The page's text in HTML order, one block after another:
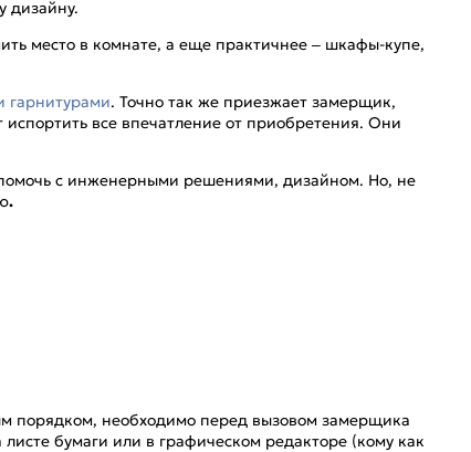
дизайну.
место в комнате, а еще практичнее – шкафы-купе,
гарнитурами. Точно так же приезжает замерщик,
все впечатление от приобретения. Они
с инженерными решениями, дизайном. Но, не
.
порядком, необходимо перед вызовом замерщика
бумаги или в графическом редакторе (кому как